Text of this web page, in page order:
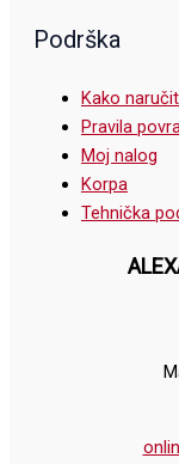
Podrška
Kako
Pravila
Moj nalog
Korpa
Tehnička